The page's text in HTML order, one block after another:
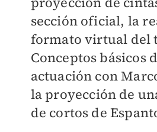
sección oficial, la
formato virtual del
Conceptos básicos
actuación con
la proyección de
de cortos de